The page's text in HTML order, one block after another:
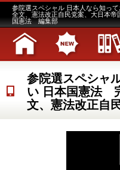
参院選スペシャル 日本人なら知
全文、憲法改正自民党案、大日
国憲法 編集部
参院選スペシャ
い 日本国憲法
文、憲法改正自